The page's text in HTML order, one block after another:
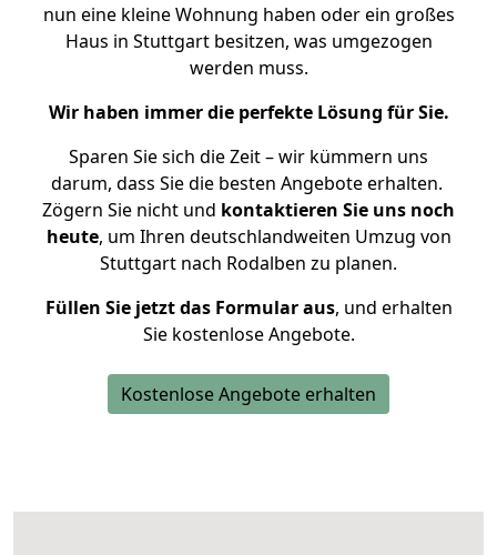
nun eine kleine Wohnung haben oder ein großes
Haus in Stuttgart besitzen, was umgezogen
werden muss.
Wir haben immer die perfekte Lösung für Sie.
Sparen Sie sich die Zeit – wir kümmern uns
darum, dass Sie die besten Angebote erhalten.
Zögern Sie nicht und kontaktieren Sie uns noch
heute, um Ihren deutschlandweiten Umzug von
Stuttgart nach Rodalben zu planen.
Füllen Sie jetzt das Formular aus, und erhalten
Sie kostenlose Angebote.
Kostenlose Angebote erhalten